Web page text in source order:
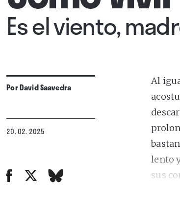
Es el viento,
PorDavid Saavedra
20. 02. 2025
Al
lento
sus